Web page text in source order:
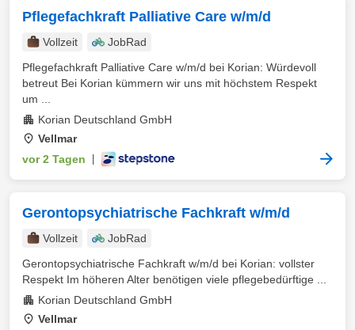
Pflegefachkraft Palliative Care w/m/d
Vollzeit
JobRad
Pflegefachkraft Palliative Care w/m/d bei Korian: Würdevoll
betreut Bei Korian kümmern wir uns mit höchstem Respekt
um ...
Korian Deutschland GmbH
Vellmar
vor 2 Tagen
Gerontopsychiatrische Fachkraft w/m/d
Vollzeit
JobRad
Gerontopsychiatrische Fachkraft w/m/d bei Korian: vollster
Respekt Im höheren Alter benötigen viele pflegebedürftige ...
Korian Deutschland GmbH
Vellmar